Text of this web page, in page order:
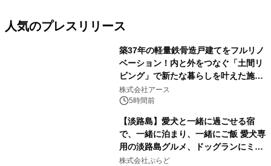
人気のプレスリリース
築37年の軽量鉄骨造戸建てをフルリノ
ベーション！内と外をつなぐ「土間リ
ビング」で新たな暮らしを叶えた施工
事例を株式会社アースが公開
株式会社アース
5時間前
【淡路島】愛犬と一緒に過ごせる宿
で、一緒に泊まり、一緒にご飯 愛犬専
用の淡路島グルメ、ドッグランにミニ
プール グランピングとトレーラーハウ
株式会社ぷらど